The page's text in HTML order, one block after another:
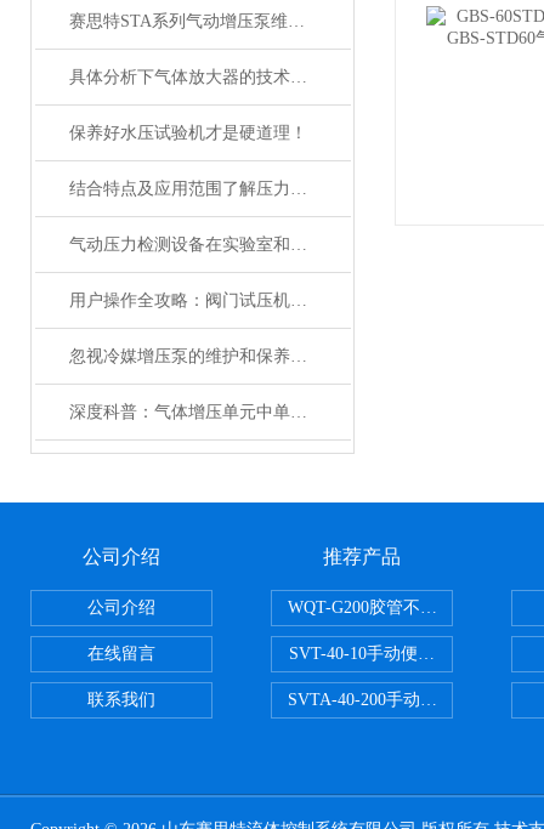
赛思特STA系列气动增压泵维护保养咨询
具体分析下气体放大器的技术原理
保养好水压试验机才是硬道理！
结合特点及应用范围了解压力表校核试验台
气动压力检测设备在实验室和工业生产中的差异和共性
用户操作全攻略：阀门试压机的安装、设置与测试流程
忽视冷媒增压泵的维护和保养后果很严重
深度科普：气体增压单元中单向阀与换向阀的精密配合
公司介绍
公司介绍
在线留言
联系我们
推荐产品
WQT-G200胶管不锈钢管水压气
SVT-40-10手动便携式安全阀校验
SVTA-40-200手动数显表控制安全